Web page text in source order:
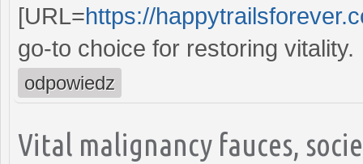
[URL=https://
go-to choice for restoring vitality.
odpowiedz
Vital malignancy fauces,